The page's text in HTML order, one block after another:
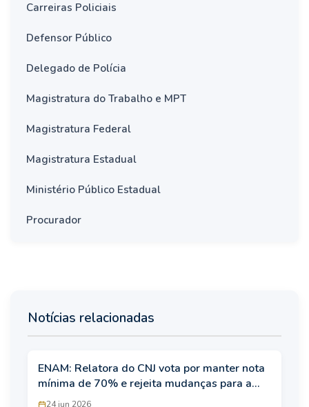
Carreiras Policiais
Defensor Público
Delegado de Polícia
Magistratura do Trabalho e MPT
Magistratura Federal
Magistratura Estadual
Ministério Público Estadual
Procurador
Notícias relacionadas
ENAM: Relatora do CNJ vota por manter nota
mínima de 70% e rejeita mudanças para a
Justiça do Trabalho
24 jun 2026